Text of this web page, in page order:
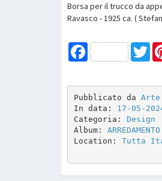
Borsa per il trucco da
Ravasco - 1925 ca. (
Facebook
Pubblicato da
In data: 17-05-
Categoria: Design
Album:
Location: Tutta